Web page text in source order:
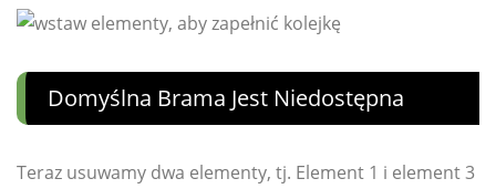
Domyślna Brama Jest Niedostępna
Teraz usuwamy dwa elementy, tj. Element 1 i element 3